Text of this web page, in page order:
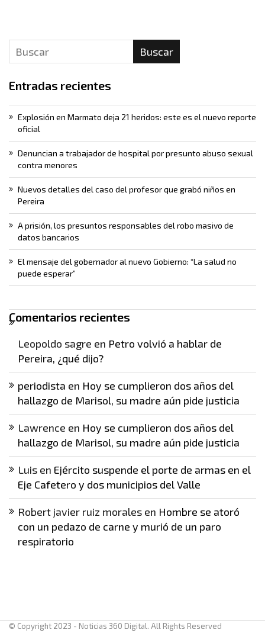
Buscar
Entradas recientes
Explosión en Marmato deja 21 heridos: este es el nuevo reporte
oficial
Denuncian a trabajador de hospital por presunto abuso sexual
contra menores
Nuevos detalles del caso del profesor que grabó niños en
Pereira
A prisión, los presuntos responsables del robo masivo de
datos bancarios
El mensaje del gobernador al nuevo Gobierno: “La salud no
puede esperar”
Comentarios recientes
Leopoldo sagre en Petro volvió a hablar de
Pereira, ¿qué dijo?
periodista en Hoy se cumplieron dos años del
hallazgo de Marisol, su madre aún pide justicia
Lawrence en Hoy se cumplieron dos años del
hallazgo de Marisol, su madre aún pide justicia
Luis en Ejército suspende el porte de armas en el
Eje Cafetero y dos municipios del Valle
Robert javier ruiz morales en Hombre se atoró
con un pedazo de carne y murió de un paro
respiratorio
© Copyright 2023 - Noticias 360 Digital. All Rights Reserved